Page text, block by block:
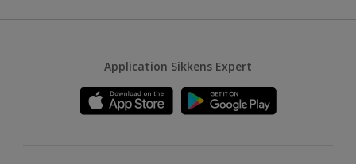
Application Sikkens Expert